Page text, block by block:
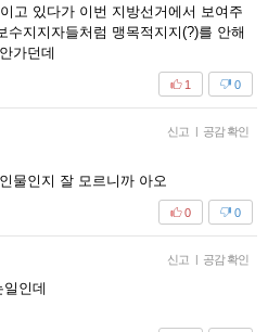
고 있다가 이번 지방선거에서 보여주
수지지자들처럼 맹목적지지(?)를 안해
가던데
0
1
신고 | 공감 확인
물인지 잘 모르니까 아오
0
0
신고 | 공감 확인
인데